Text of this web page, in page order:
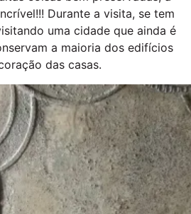
Durante a visita, se tem
uma cidade que ainda é
a maioria dos edifícios
das casas.